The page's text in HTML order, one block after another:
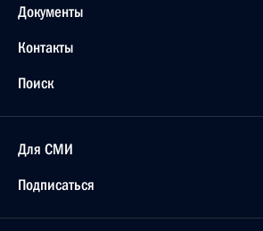
Документы
Контакты
Поиск
Для СМИ
Подписаться